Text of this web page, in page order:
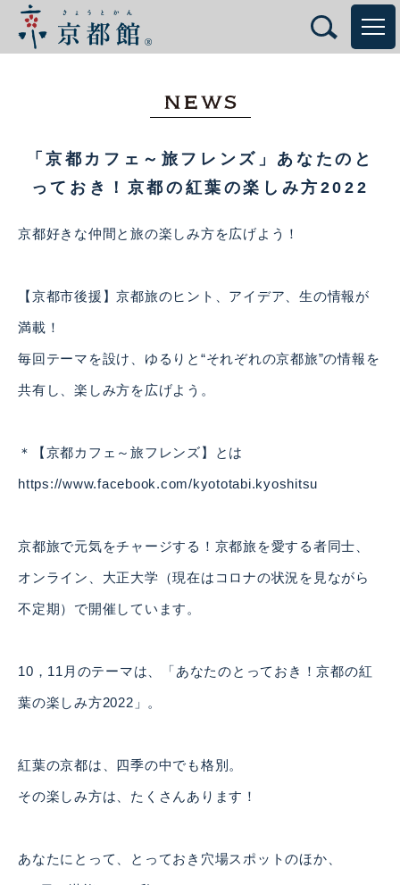
「京都カフェ～旅フレンズ」あなたのと
っておき！京都の紅葉の楽しみ方2022
京都好きな仲間と旅の楽しみ方を広げよう！
【京都市後援】京都旅のヒント、アイデア、生の情報が
満載！
毎回テーマを設け、ゆるりと“それぞれの京都旅”の情報を
共有し、楽しみ方を広げよう。
＊【京都カフェ～旅フレンズ】とは
https://www.facebook.com/kyototabi.kyoshitsu
京都旅で元気をチャージする！京都旅を愛する者同士、
オンライン、大正大学（現在はコロナの状況を見ながら
不定期）で開催しています。
10，11月のテーマは、「あなたのとっておき！京都の紅
葉の楽しみ方2022」。
紅葉の京都は、四季の中でも格別。
その楽しみ方は、たくさんあります！
あなたにとって、とっておき穴場スポットのほか、